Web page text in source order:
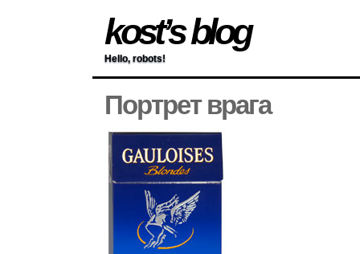
kost’s blog
Hello, robots!
Портрет врага